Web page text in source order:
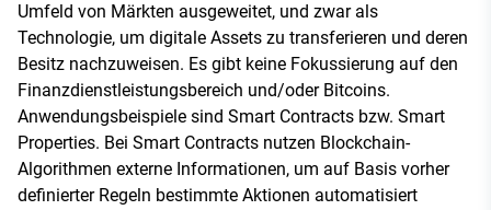
Umfeld von Märkten ausgeweitet, und zwar als
Technologie, um digitale Assets zu transferieren und deren
Besitz nachzuweisen. Es gibt keine Fokussierung auf den
Finanzdienstleistungsbereich und/oder Bitcoins.
Anwendungsbeispiele sind Smart Contracts bzw. Smart
Properties. Bei Smart Contracts nutzen Blockchain-
Algorithmen externe Informationen, um auf Basis vorher
definierter Regeln bestimmte Aktionen automatisiert